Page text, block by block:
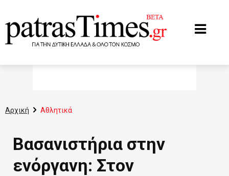
Αρχική Αθλητικά
Βασανιστήρια στην
ενόργανη: Στον